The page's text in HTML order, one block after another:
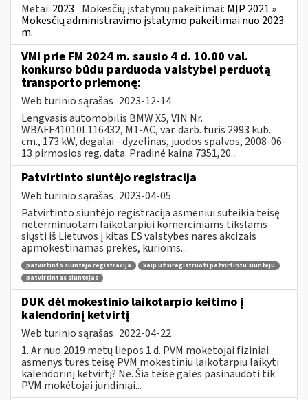
Metai: 2023 Mokesčių įstatymų pakeitimai: MĮP 2021 »
Mokesčių administravimo įstatymo pakeitimai nuo 2023
m.
VMI prie FM 2024 m. sausio 4 d. 10.00 val.
konkurso būdu parduoda valstybei perduotą
transporto priemonę:
Web turinio sąrašas 2023-12-14
Lengvasis automobilis BMW X5, VIN Nr.
WBAFF41010L116432, M1-AC, var. darb. tūris 2993 kub.
cm., 173 kW, degalai - dyzelinas, juodos spalvos, 2008-06-
13 pirmosios reg. data. Pradinė kaina 7351,20...
Patvirtinto siuntėjo registracija
Web turinio sąrašas 2023-04-05
Patvirtinto siuntėjo registracija asmeniui suteikia teisę
neterminuotam laikotarpiui komerciniams tikslams
siųsti iš Lietuvos į kitas ES valstybes nares akcizais
apmokestinamas prekes, kurioms...
patvirtinto siuntėjo registracija
kaip užsiregistruoti patvirtintu siuntėju
patvirtintas siuntėjas
DUK dėl mokestinio laikotarpio keitimo į
kalendorinį ketvirtį
Web turinio sąrašas 2022-04-22
1. Ar nuo 2019 metų liepos 1 d. PVM mokėtojai fiziniai
asmenys turės teisę PVM mokestiniu laikotarpiu laikyti
kalendorinį ketvirtį? Ne. Šia teise galės pasinaudoti tik
PVM mokėtojai juridiniai...